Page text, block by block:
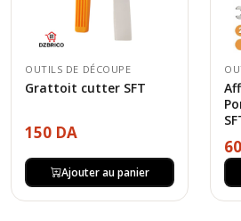
OUTILS DE DÉCOUPE
Grattoit cutter SFT
150 DA
Ajouter au panier